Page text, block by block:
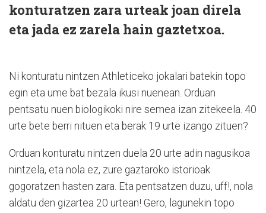
konturatzen zara urteak joan direla
eta jada ez zarela hain gaztetxoa.
Ni konturatu nintzen Athleticeko jokalari batekin topo
egin eta ume bat bezala ikusi nuenean. Orduan
pentsatu nuen biologikoki nire semea izan zitekeela. 40
urte bete berri nituen eta berak 19 urte izango zituen?
Orduan konturatu nintzen duela 20 urte adin nagusikoa
nintzela, eta nola ez, zure gaztaroko istorioak
gogoratzen hasten zara. Eta pentsatzen duzu, uff!, nola
aldatu den gizartea 20 urtean! Gero, lagunekin topo